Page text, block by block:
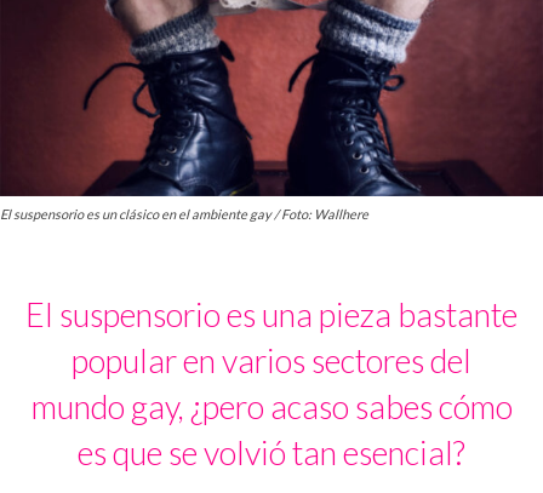
El suspensorio es un clásico en el ambiente gay / Foto: Wallhere
El suspensorio es una pieza bastante
popular en varios sectores del
mundo gay, ¿pero acaso sabes cómo
es que se volvió tan esencial?